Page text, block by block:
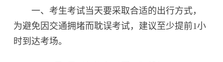
一、考生考试当天要采取合适的出行方式，
为避免因交通拥堵而耽误考试，建议至少提前1小
时到达考场。